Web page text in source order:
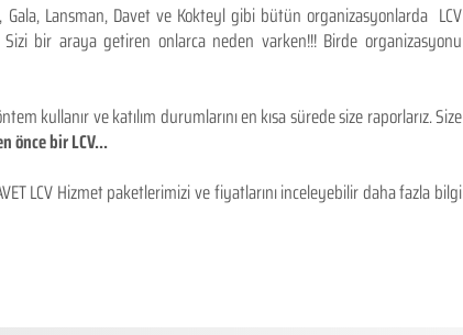
Gala, Lansman, Davet ve Kokteyl gibi bütün organizasyonlarda LCV
Sizi bir araya getiren onlarca neden varken!!! Birde organizasyonu
kullanır ve katılım durumlarını en kısa sürede size raporlarız. Size
önce bir LCV...
LCV Hizmet paketlerimizi ve fiyatlarını inceleyebilir daha fazla bilgi